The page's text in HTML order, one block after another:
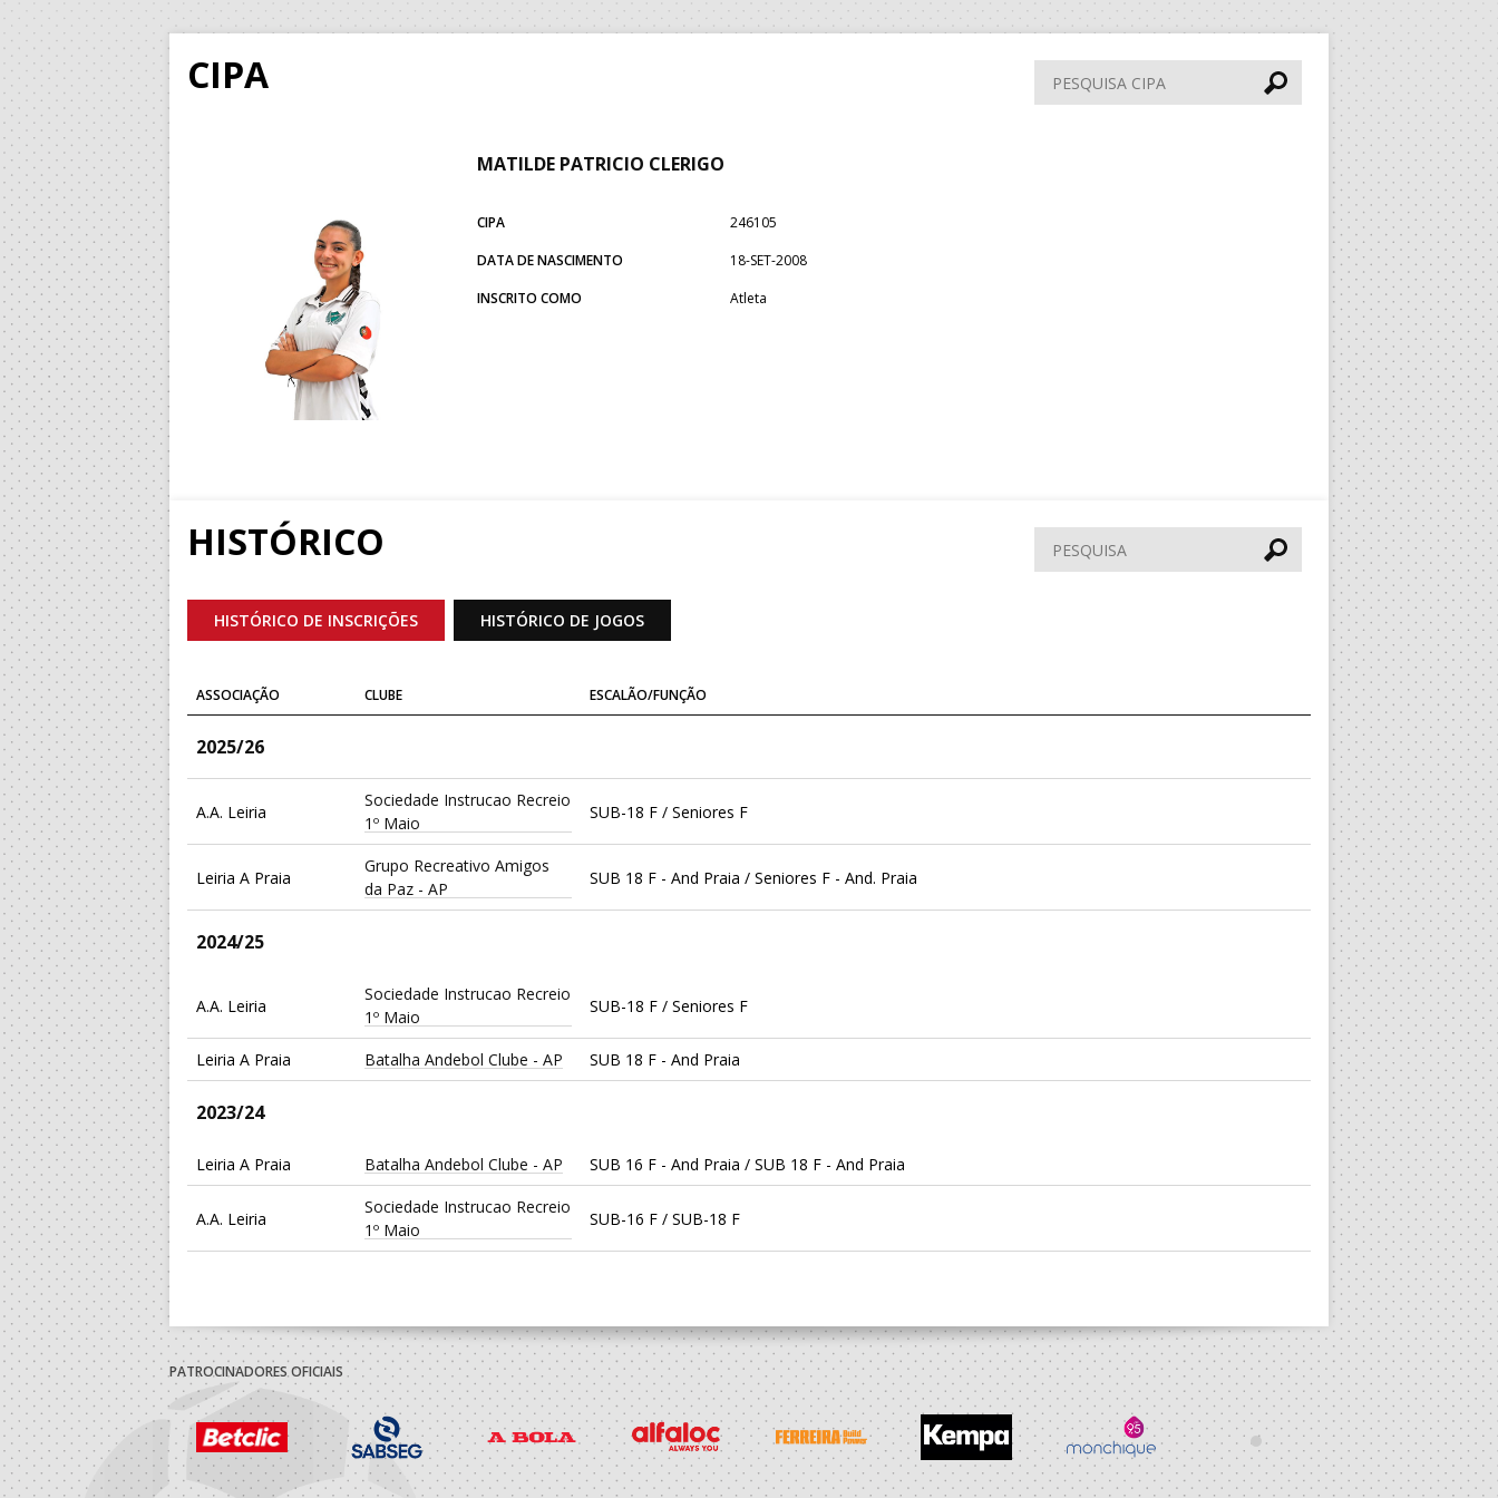
CIPA
Pesquisa
CIPA
MATILDE PATRICIO CLERIGO
CIPA
246105
DATA DE NASCIMENTO
18-SET-2008
INSCRITO COMO
Atleta
HISTÓRICO Pesquisar
HISTÓRICO DE INSCRIÇÕES HISTÓRICO DE JOGOS
ASSOCIAÇÃO CLUBE ESCALÃO/FUNÇÃO
2025/26
A.A. Leiria
Sociedade Instrucao Recreio
1º Maio
SUB-18 F / Seniores F
Leiria A Praia
Grupo Recreativo Amigos
da Paz - AP
SUB 18 F - And Praia / Seniores F - And. Praia
2024/25
A.A. Leiria
Sociedade Instrucao Recreio
1º Maio
SUB-18 F / Seniores F
Leiria A Praia Batalha Andebol Clube - AP SUB 18 F - And Praia
2023/24
Leiria A Praia Batalha Andebol Clube - AP SUB 16 F - And Praia / SUB 18 F - And Praia
A.A. Leiria
Sociedade Instrucao Recreio
1º Maio
SUB-16 F / SUB-18 F
A.A. Leiria
Sociedade Instrucao Recreio
1º Maio
SUB-16 F
A.A. Leiria
Sociedade Instrucao Recreio
1º Maio
SUB-16 F / SUB-18 F
PATROCINADORES OFICIAIS